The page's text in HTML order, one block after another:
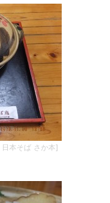
日本そば さか本]